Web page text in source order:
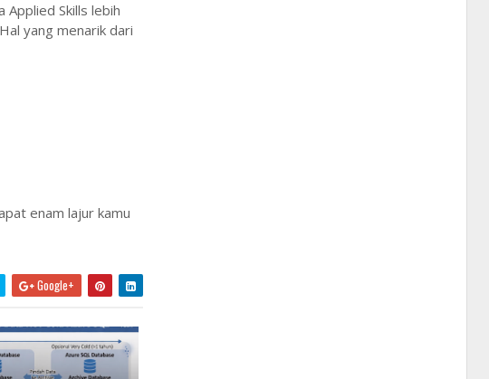
Skills lebih
yang menarik dari
enam lajur kamu
Google+